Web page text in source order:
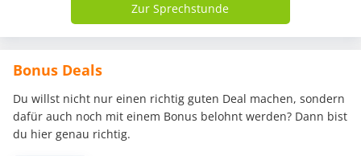
Zur Sprechstunde
Bonus Deals
Du willst nicht nur einen richtig guten Deal machen, sondern
dafür auch noch mit einem Bonus belohnt werden? Dann bist
du hier genau richtig.